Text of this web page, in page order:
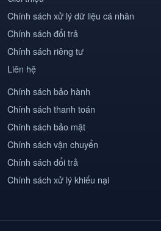
Chính sách xử lý dữ liệu cá nhân
Chính sách đổi trả
Chính sách riêng tư
Liên hệ
Chính sách bảo hành
Chính sách thanh toán
Chính sách bảo mật
Chính sách vận chuyển
Chính sách đổi trả
Chính sách xử lý khiếu nại